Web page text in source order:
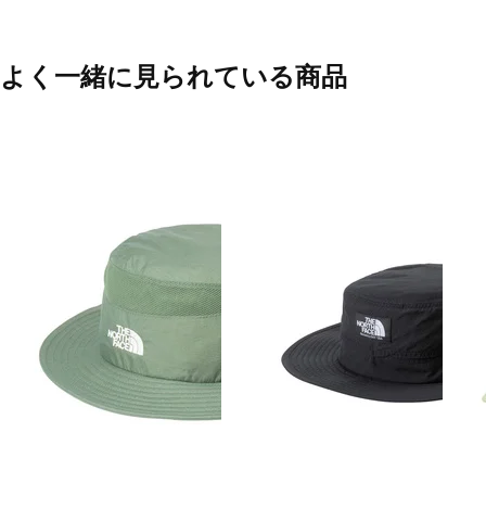
よく一緒に見られている商品